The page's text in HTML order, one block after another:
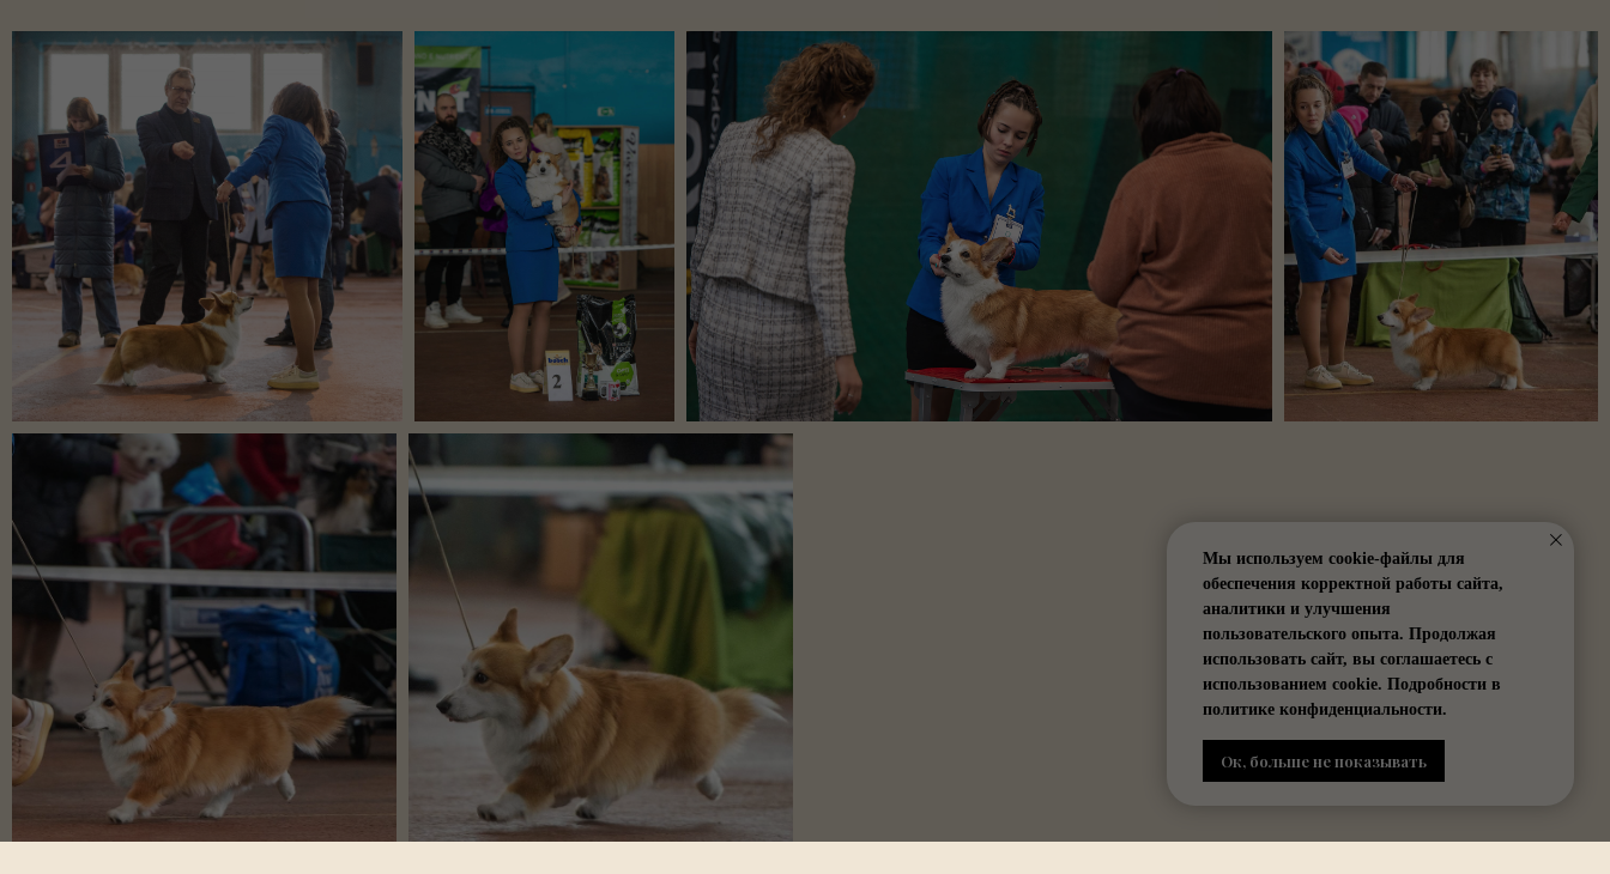
Мы используем cookie-файлы для
обеспечения корректной работы сайта,
аналитики и улучшения
пользовательского опыта. Продолжая
использовать сайт, вы соглашаетесь с
использованием cookie. Подробности в
политике конфиденциальности.
Ок, больше не показывать